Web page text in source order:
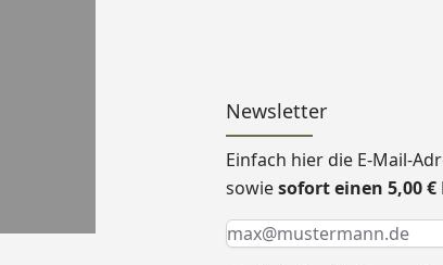
Newsletter
Einfach hier die E-Mail-
sowiesofort einen 5,00
Keine Eingabe erforderlich
Eingabe erforderlich
E-Mail *